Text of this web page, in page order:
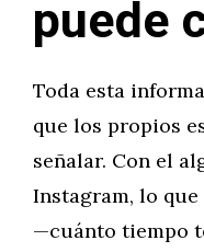
puede
Toda esta
que los propios
señalar. Con el
Instagram, lo que
—cuánto tiempo